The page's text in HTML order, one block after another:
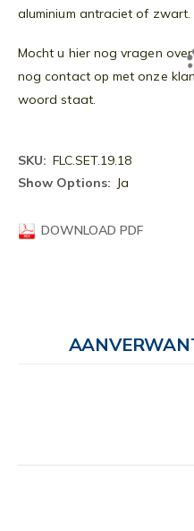
aluminium antraciet of zwart.
Mocht u hier nog vragen
nog contact op met onze
woord staat.
Meer
informatie
FLC.SET.19.18
Ja
DOWNLOAD PDF